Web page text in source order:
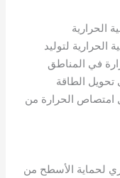
الحرارية
لتوليد
في المناطق
تحويل الطاقة
امتصاص الحرارة من
لحماية الأسطح من